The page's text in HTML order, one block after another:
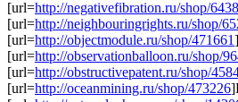
[url=http://negativefibration.ru/shop/
[url=http://neighbouringrights.ru/shop/
[url=http://objectmodule.ru/shop/471661
[url=http://observationballoon.ru/shop/
[url=http://obstructivepatent.ru/shop/
[url=http://oceanmining.ru/shop/473226